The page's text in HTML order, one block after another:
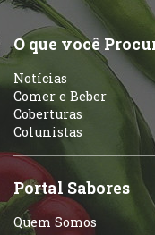
O que você
Notícias
Comer e Beber
Coberturas
Colunistas
Portal Sabores
Quem Somos